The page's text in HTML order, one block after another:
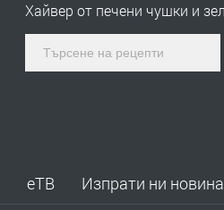
Хайвер от печени чушки и
еТВ Изпрати ни новина